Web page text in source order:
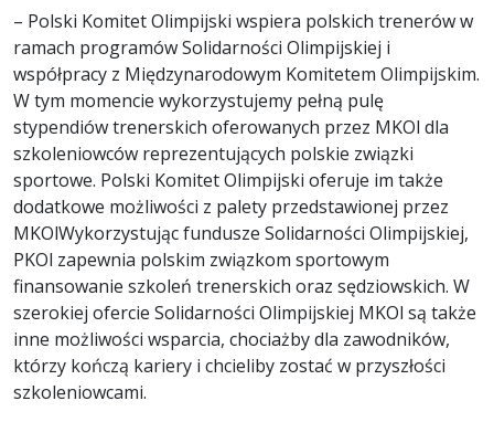
– Polski Komitet Olimpijski wspiera polskich trenerów w
ramach programów Solidarności Olimpijskiej i
współpracy z Międzynarodowym Komitetem Olimpijskim.
W tym momencie wykorzystujemy pełną pulę
stypendiów trenerskich oferowanych przez MKOl dla
szkoleniowców reprezentujących polskie związki
sportowe. Polski Komitet Olimpijski oferuje im także
dodatkowe możliwości z palety przedstawionej przez
MKOlWykorzystując fundusze Solidarności Olimpijskiej,
PKOl zapewnia polskim związkom sportowym
finansowanie szkoleń trenerskich oraz sędziowskich. W
szerokiej ofercie Solidarności Olimpijskiej MKOl są także
inne możliwości wsparcia, chociażby dla zawodników,
którzy kończą kariery i chcieliby zostać w przyszłości
szkoleniowcami.